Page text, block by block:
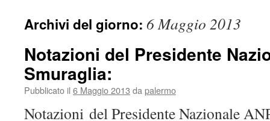
Archivi del giorno: 6 Maggio 2013
Notazioni del Presidente
Smuraglia:
Pubblicato il 6 Maggio 2013 da palermo
Notazioni del Presidente Nazionale